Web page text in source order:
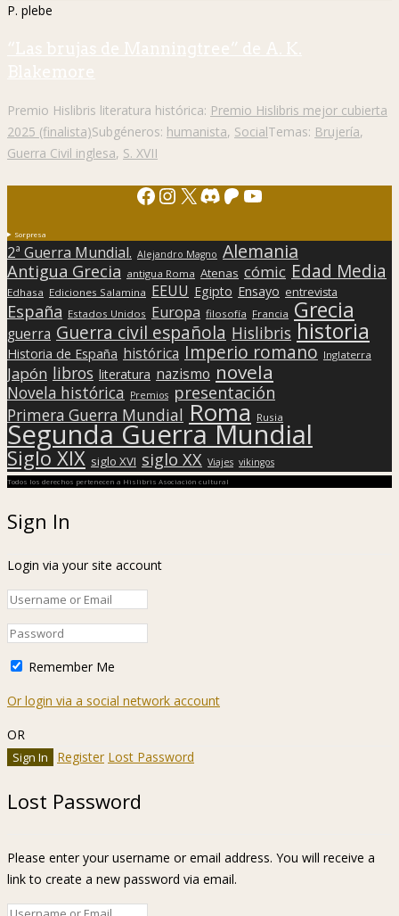
P. plebe
“Las brujas de Manningtree” de A. K.
Blakemore
Premio Hislibris literatura histórica: Premio Hislibris mejor cubierta
2025 (finalista)Subgéneros: humanista, SocialTemas: Brujería,
Guerra Civil inglesa, S. XVII
Facebook
Instagram
X Discord
Patreon
YouTube
Sorpresa
2ª Guerra Mundial. Alejandro Magno Alemania
Antigua Grecia antigua Roma Atenas cómic Edad Media
Edhasa Ediciones Salamina EEUU Egipto Ensayo entrevista
España Estados Unidos Europa filosofía Francia Grecia
guerra Guerra civil española Hislibris historia
Historia de España histórica Imperio romano Inglaterra
Japón libros literatura nazismo novela
Novela histórica Premios presentación
Primera Guerra Mundial Roma Rusia
Segunda Guerra Mundial
Siglo XIX siglo XVI siglo XX Viajes vikingos
Todos los derechos pertenecen a Hislibris Asociación cultural
Sign In
Login via your site account
Remember Me
Or login via a social network account
OR
Register Lost Password
Lost Password
Please enter your username or email address. You will receive a
link to create a new password via email.